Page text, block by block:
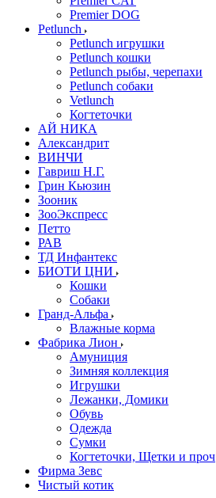
Premier DOG
Petlunch
Petlunch игрушки
Petlunch кошки
Petlunch рыбы, черепахи
Petlunch собаки
Vetlunch
Когтеточки
АЙ НИКА
Александрит
ВИНЧИ
Гавриш Н.Г.
Грин Кьюзин
Зооник
ЗооЭкспресс
Петто
РАВ
ТД Инфантекс
БИОТИ ЦНИ
Кошки
Собаки
Гранд-Альфа
Влажные корма
Фабрика Лион
Амуниция
Зимняя коллекция
Игрушки
Лежанки, Домики
Обувь
Одежда
Сумки
Когтеточки, Щетки и проч
Фирма Зевс
Чистый котик